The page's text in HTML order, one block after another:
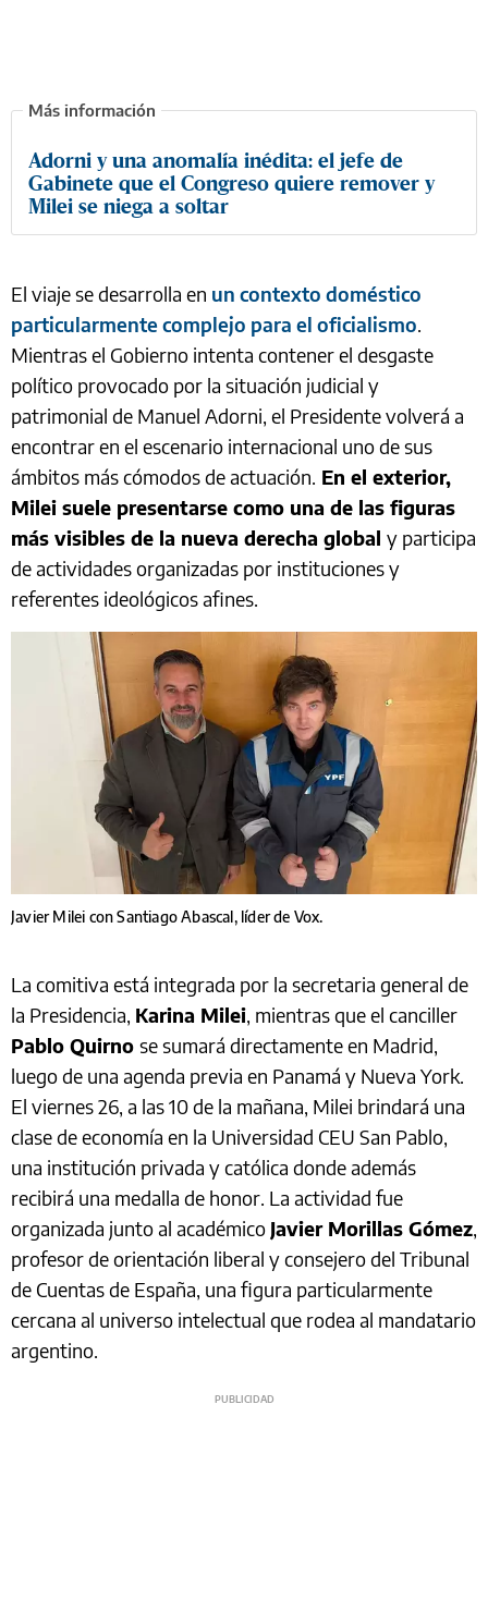
Adorni y una anomalía inédita: el jefe de
Gabinete que el Congreso quiere remover y
Milei se niega a soltar
El viaje se desarrolla en un contexto doméstico
particularmente complejo para el oficialismo.
Mientras el Gobierno intenta contener el desgaste
político provocado por la situación judicial y
patrimonial de Manuel Adorni, el Presidente volverá a
encontrar en el escenario internacional uno de sus
ámbitos más cómodos de actuación. En el exterior,
Milei suele presentarse como una de las figuras
más visibles de la nueva derecha global y participa
de actividades organizadas por instituciones y
referentes ideológicos afines.
Javier Milei con Santiago Abascal, líder de Vox.
La comitiva está integrada por la secretaria general de
la Presidencia, Karina Milei, mientras que el canciller
Pablo Quirno se sumará directamente en Madrid,
luego de una agenda previa en Panamá y Nueva York.
El viernes 26, a las 10 de la mañana, Milei brindará una
clase de economía en la Universidad CEU San Pablo,
una institución privada y católica donde además
recibirá una medalla de honor. La actividad fue
organizada junto al académico Javier Morillas Gómez,
profesor de orientación liberal y consejero del Tribunal
de Cuentas de España, una figura particularmente
cercana al universo intelectual que rodea al mandatario
argentino.